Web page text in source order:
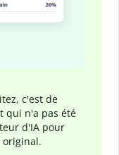
c'est de
qui n'a pas été
d'IA pour